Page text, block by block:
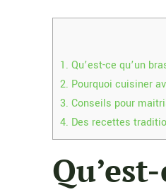
1. Qu’est-ce qu’un
2. Pourquoi cuisiner
3. Conseils pour
4. Des recettes